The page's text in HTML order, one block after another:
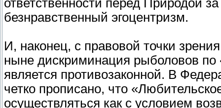
ответственности перед Природой
безнравственный эгоцентризм.
И, наконец, с правовой точки
ныне дискриминация рыболовов
является противозаконной. В
четко прописано, что
осуществляться как с условием